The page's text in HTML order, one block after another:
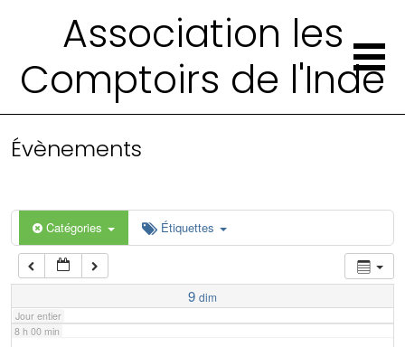
Association les
Comptoirs de l'Inde
Évènements
Catégories Étiquettes
9 dim
Jour entier
4 h 00 min
6 h 00 min
7 h 00 min
8 h 00 min